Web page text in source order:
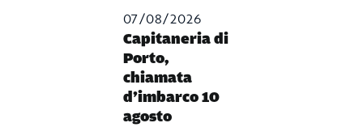
07/08/2026
Capitaneria di
Porto,
chiamata
d’imbarco 10
agosto